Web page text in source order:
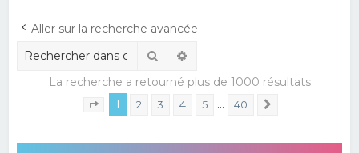
Aller sur la recherche avancée
Rechercher
La recherche a retourné plus de 1000 résultats
Page sur 40
1 2 3 4 5 … 40